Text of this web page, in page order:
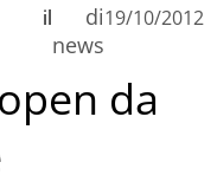
di
news
il 19/10/2012
da